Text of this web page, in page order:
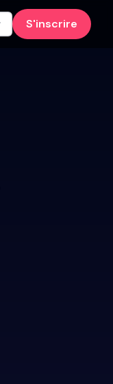
S'inscrire